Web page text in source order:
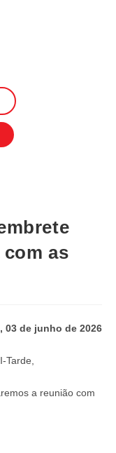
as
03 de junho de 2026
Tarde,
a reunião com